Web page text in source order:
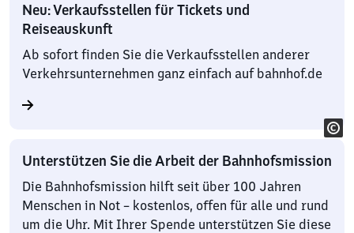
Neu: Verkaufsstellen für Tickets und
Reiseauskunft
Ab sofort finden Sie die Verkaufsstellen anderer
Verkehrsunternehmen ganz einfach auf bahnhof.de
Unterstützen Sie die Arbeit der Bahnhofsmission
Die Bahnhofsmission hilft seit über 100 Jahren
Menschen in Not – kostenlos, offen für alle und rund
um die Uhr. Mit Ihrer Spende unterstützen Sie diese